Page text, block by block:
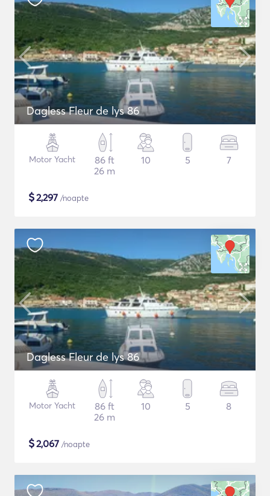
Dagless Fleur de lys 86
Motor Yacht
86 ft
26 m
10 5 7
$2,297 /noapte
Dagless Fleur de lys 86
Motor Yacht
86 ft
26 m
10 5 8
$2,067 /noapte